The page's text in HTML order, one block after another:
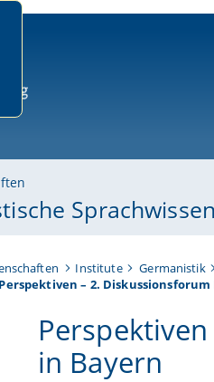
Institute Germanistik
Perspektiven – 2.
in Bayern